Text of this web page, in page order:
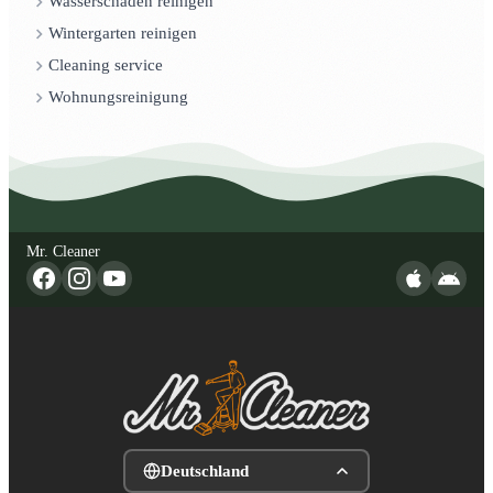
Wintergarten reinigen
Cleaning service
Wohnungsreinigung
Mr. Cleaner
Deutschland